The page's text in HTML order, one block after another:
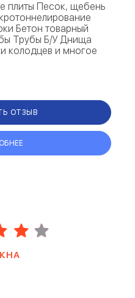
плиты Песок, щебень
Бетон товарный
Трубы Б/У Днища
колодцев и многое
ОТЗЫВ